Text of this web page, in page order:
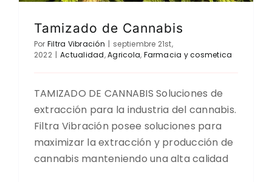
Tamizado de Cannabis
Por Filtra Vibración | septiembre 21st,
2022 | Actualidad,Agricola, Farmacia y cosmetica
TAMIZADO DE CANNABIS Soluciones de
extracción para la industria del cannabis.
Filtra Vibración posee soluciones para
maximizar la extracción y producción de
cannabis manteniendo una alta calidad